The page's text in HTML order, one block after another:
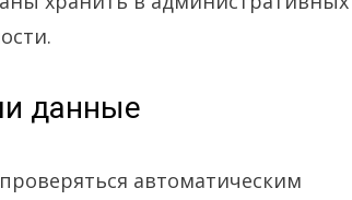
данные
автоматическим